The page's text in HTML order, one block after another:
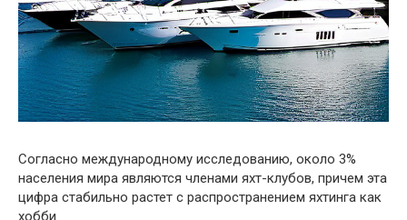
Согласно международному исследованию, около 3%
населения мира являются членами яхт-клубов, причем эта
цифра стабильно растет с распространением яхтинга как
хобби